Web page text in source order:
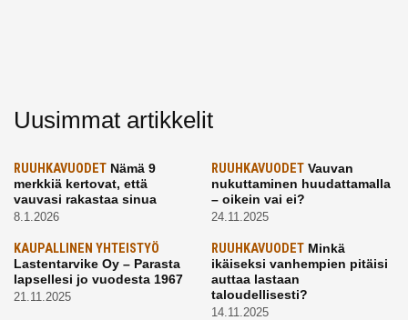
Uusimmat artikkelit
RUUHKAVUODET Nämä 9
merkkiä kertovat, että
vauvasi rakastaa sinua
8.1.2026
RUUHKAVUODETVauvan
nukuttaminen huudattamalla
– oikein vai ei?
24.11.2025
KAUPALLINEN YHTEISTYÖ
Lastentarvike Oy – Parasta
lapsellesi jo vuodesta 1967
21.11.2025
RUUHKAVUODETMinkä
ikäiseksi vanhempien pitäisi
auttaa lastaan
taloudellisesti?
14.11.2025